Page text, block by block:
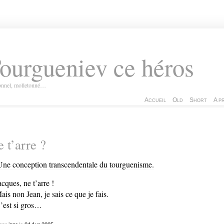
ce héros
molletonné…
Accueil Old Short A
t’arre ?
ne t’arre !
non Jean, je sais ce que je fais.
si gros…